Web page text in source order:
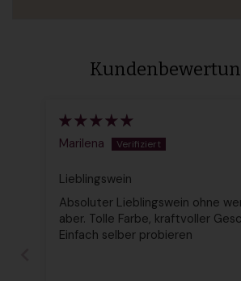
Marilena
Lieblingswein
Absoluter Lieblingswein ohne
aber. Tolle Farbe, kraftvoller
Einfach selber probieren